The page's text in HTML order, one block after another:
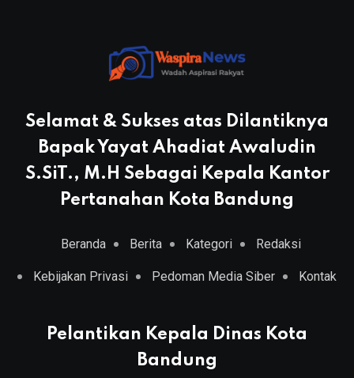
Selamat & Sukses atas Dilantiknya
Bapak Yayat Ahadiat Awaludin
S.SiT., M.H Sebagai Kepala Kantor
Pertanahan Kota Bandung
Beranda Berita Kategori Redaksi
Kebijakan Privasi Pedoman Media Siber Kontak
Pelantikan Kepala Dinas Kota
Bandung